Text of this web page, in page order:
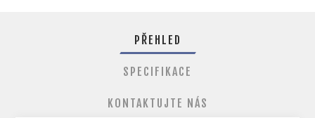
PŘEHLED
SPECIFIKACE
KONTAKTUJTE NÁS